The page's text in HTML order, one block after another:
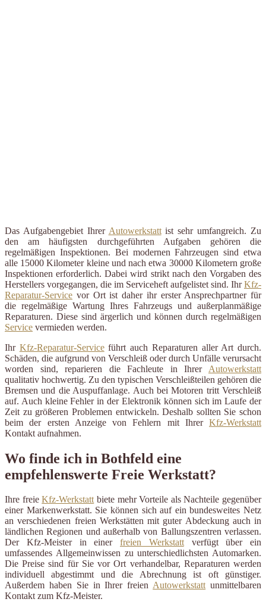
Das Aufgabengebiet Ihrer Autowerkstattist sehr umfangreich. Zu
den am häufigsten durchgeführten Aufgaben gehören die
regelmäßigen Inspektionen. Bei modernen Fahrzeugen sind etwa
alle 15000 Kilometer kleine und nach etwa 30000 Kilometern große
Inspektionen erforderlich. Dabei wird strikt nach den Vorgaben des
Herstellers vorgegangen, die im Serviceheft aufgelistet sind. IhrKfz-
Reparatur-Service vor Ort ist daher ihr erster Ansprechpartner für
die regelmäßige Wartung Ihres Fahrzeugs und außerplanmäßige
Reparaturen. Diese sind ärgerlich und können durch regelmäßigen
Service vermieden werden.
Ihr Kfz-Reparatur-Serviceführt auch Reparaturen aller Art durch.
Schäden, die aufgrund von Verschleiß oder durch Unfälle verursacht
worden sind, reparieren die Fachleute in Ihrer Autowerkstatt
qualitativ hochwertig. Zu den typischen Verschleißteilen gehören die
Bremsen und die Auspuffanlage. Auch bei Motoren tritt Verschleiß
auf. Auch kleine Fehler in der Elektronik können sich im Laufe der
Zeit zu größeren Problemen entwickeln. Deshalb sollten Sie schon
beim der ersten Anzeige von Fehlern mit Ihrer Kfz-Werkstatt
Kontakt aufnahmen.
Wo finde ich in Bothfeld eine
empfehlenswerte Freie Werkstatt?
Ihre freieKfz-Werkstattbiete mehr Vorteile als Nachteile gegenüber
einer Markenwerkstatt. Sie können sich auf ein bundesweites Netz
an verschiedenen freien Werkstätten mit guter Abdeckung auch in
ländlichen Regionen und außerhalb von Ballungszentren verlassen.
Der Kfz-Meister in einer freien Werkstattverfügt über ein
umfassendes Allgemeinwissen zu unterschiedlichsten Automarken.
Die Preise sind für Sie vor Ort verhandelbar, Reparaturen werden
individuell abgestimmt und die Abrechnung ist oft günstiger.
Außerdem haben Sie in Ihrer freienAutowerkstattunmittelbaren
Kontakt zum Kfz-Meister.